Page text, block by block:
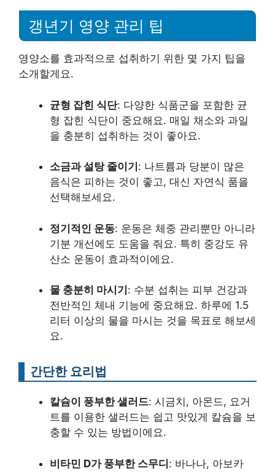
갱년기 영양 관리 팁
영양소를 효과적으로 섭취하기 위한 몇 가지 팁을
소개할게요.
균형 잡힌 식단: 다양한 식품군을 포함한 균
형 잡힌 식단이 중요해요. 매일 채소와 과일
을 충분히 섭취하는 것이 좋아요.
소금과 설탕 줄이기 : 나트륨과 당분이 많은
음식은 피하는 것이 좋고, 대신 자연식 품을
선택해보세요.
정기적인 운동: 운동은 체중 관리뿐만 아니라
기분 개선에도 도움을 줘요. 특히 중강도 유
산소 운동이 효과적이에요.
물 충분히 마시기 : 수분 섭취는 피부 건강과
전반적인 체내 기능에 중요해요. 하루에 1.5
리터 이상의 물을 마시는 것을 목표로 해보세
요.
간단한 요리법
칼슘이 풍부한 샐러드: 시금치, 아몬드, 요거
트를 이용한 샐러드는 쉽고 맛있게 칼슘을 보
충할 수 있는 방법이에요.
비타민 D가 풍부한 스무디: 바나나, 아보카